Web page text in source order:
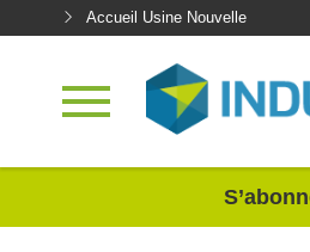
Accueil Usine Nouvelle